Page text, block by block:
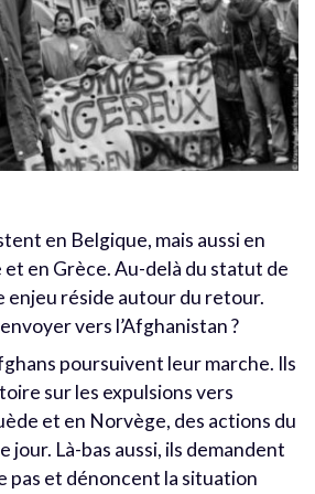
en Belgique, mais aussi en
en Grèce. Au-delà du statut de
enjeu réside autour du retour.
vers l’Afghanistan ?
poursuivent leur marche. Ils
sur les expulsions vers
et en Norvège, des actions du
jour. Là-bas aussi, ils demandent
pas et dénoncent la situation